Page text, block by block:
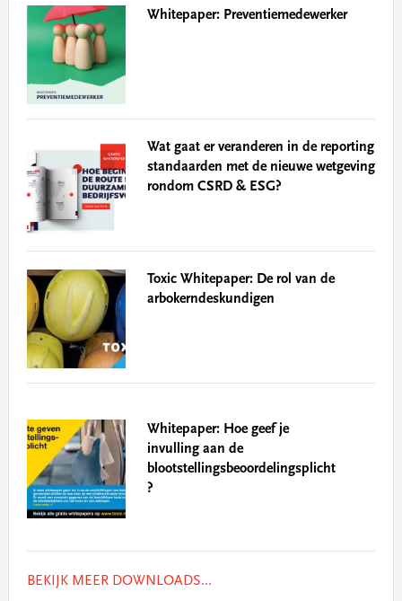
Whitepaper: Preventiemedewerker
Wat gaat er veranderen in de reporting
standaarden met de nieuwe wetgeving
rondom CSRD & ESG?
Toxic Whitepaper: De rol van de
arbokerndeskundigen
Whitepaper: Hoe geef je
invulling aan de
blootstellingsbeoordelingsplicht
?
BEKIJK MEER DOWNLOADS...